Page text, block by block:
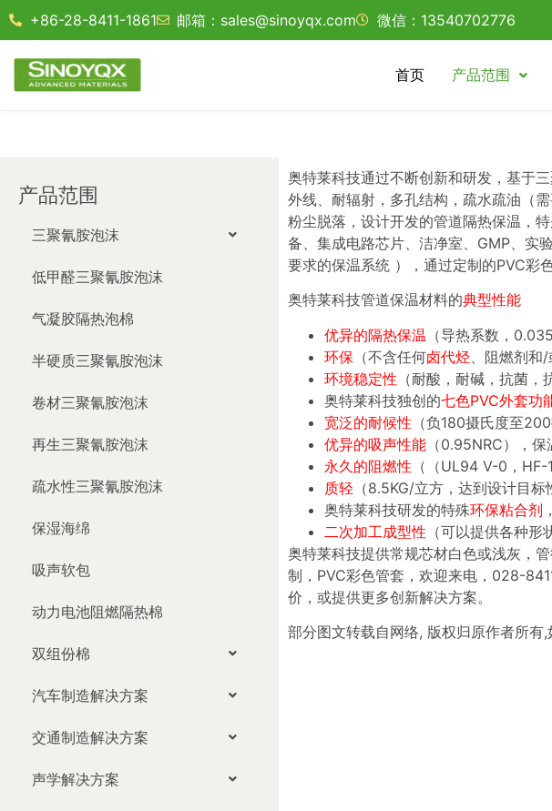
+86-28-8411-1861 邮箱：sales@sinoyqx.com 微信：13540702776
首页 产品范围
产品范围
三聚氰胺泡沫
低甲醛三聚氰胺泡沫
气凝胶隔热泡棉
半硬质三聚氰胺泡沫
卷材三聚氰胺泡沫
再生三聚氰胺泡沫
疏水性三聚氰胺泡沫
保湿海绵
吸声软包
动力电池阻燃隔热棉
双组份棉
汽车制造解决方案
交通制造解决方案
声学解决方案
奥特莱科技通过不断创新和研发，基于
外线、耐辐射，多孔结构，疏水疏油（
粉尘脱落，设计开发的管道隔热保温，
备、集成电路芯片、洁净室、GMP、实
要求的保温系统 ），通过定制的PVC彩
奥特莱科技管道保温材料的典型性能
优异的隔热保温 （导热系数，
环保 （不含任何卤代烃 、阻燃剂
环境稳定性 （耐酸，耐碱，抗菌，
奥特莱科技独创的七色PVC外套功
宽泛的耐候性 （负180摄氏度至
优异的吸声性能 （0.95NRC），
永久的阻燃性 （（UL94 V-0，HF-
质轻 （8.5KG/立方，达到设计目
奥特莱科技研发的特殊环保粘合剂
二次加工成型性 （可以提供各种形
奥特莱科技提供常规芯材白色或浅灰 ，
制，PVC彩色管套，欢迎来电，028-
价，或提供更多创新解决方案。
部分图文转载自网络, 版权归原作者所有,